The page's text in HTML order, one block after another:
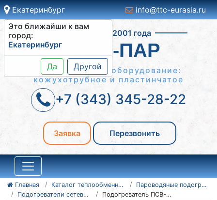
Екатеринбург
Это ближайши к вам
город:
Екатеринбург
Да Другой
info@ttc-eurasia.ru
Работаем с 2001 года
ВОДА-ПАР
Теплообменное оборудование:
кожухотрубное и пластинчатое
+7 (343) 345-28-22
Заявка Перезвонить
Главная Каталог теплообменного оборудования
Пароводяные подогреватели
Подогреватели сетевой воды ПСВ
Подогреватель ПСВ-90-7-15